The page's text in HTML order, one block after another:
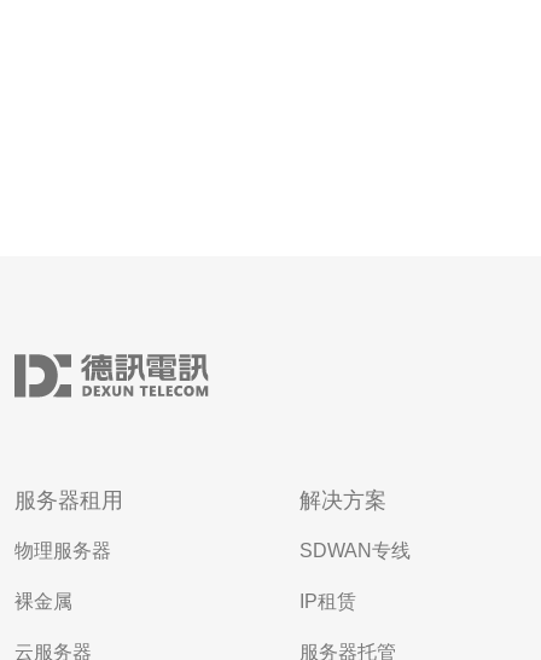
服务器租用
物理服务器
裸金属
云服务器
解决方案
SDWAN专线
IP租赁
服务器托管